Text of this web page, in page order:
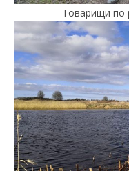
Товарищи по